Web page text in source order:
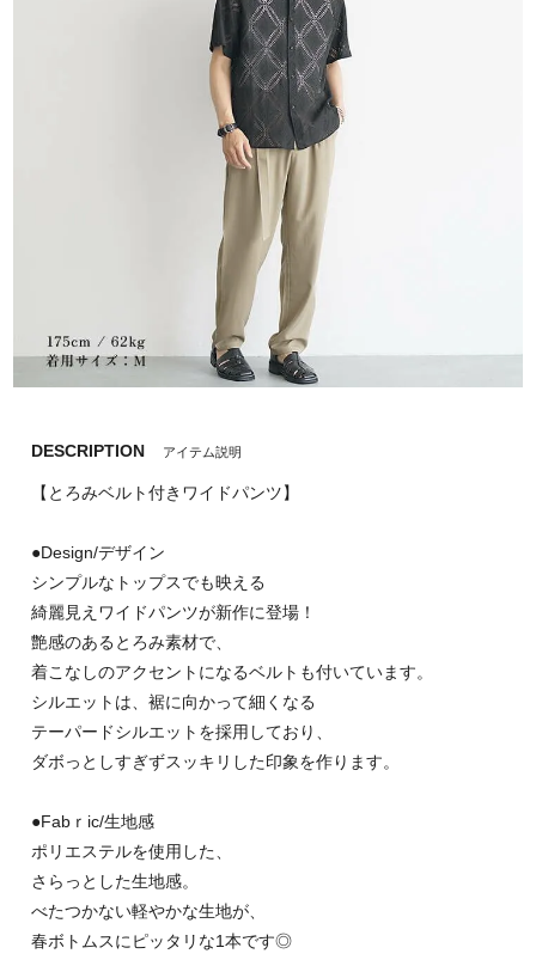
DESCRIPTION アイテム説明
【とろみベルト付きワイドパンツ】
●Design/デザイン
シンプルなトップスでも映える
綺麗見えワイドパンツが新作に登場！
艶感のあるとろみ素材で、
着こなしのアクセントになるベルトも付いています。
シルエットは、裾に向かって細くなる
テーパードシルエットを採用しており、
ダボっとしすぎずスッキリした印象を作ります。
●Fabｒic/生地感
ポリエステルを使用した、
さらっとした生地感。
べたつかない軽やかな生地が、
春ボトムスにピッタリな1本です◎